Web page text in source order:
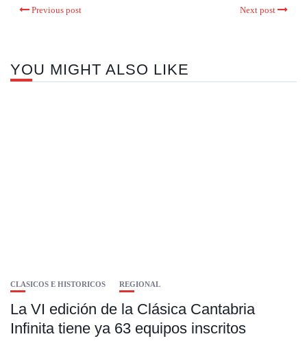
Previous post Next post
YOU MIGHT ALSO LIKE
CLASICOS E HISTORICOS REGIONAL
La VI edición de la Clásica Cantabria
Infinita tiene ya 63 equipos inscritos